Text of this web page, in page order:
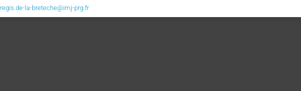
regis.de-la-breteche@imj-prg.fr